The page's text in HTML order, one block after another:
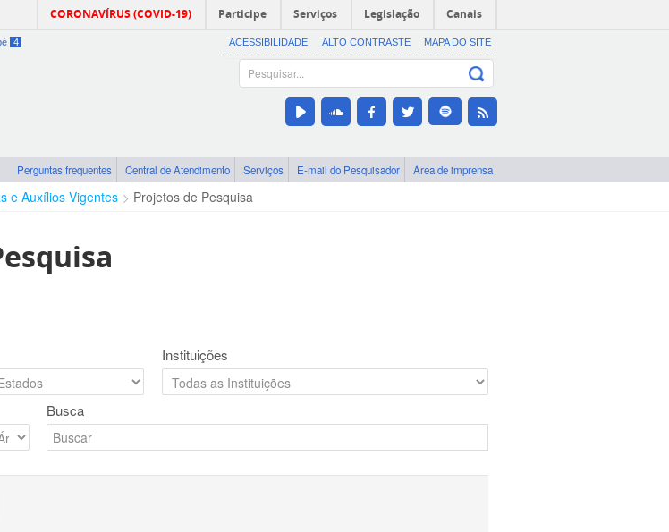
CORONAVÍRUS (COVID-19) Participe Serviços Legislação Canais
4 ACESSIBILIDADE ALTO CONTRASTE MAPA DO SITE
Perguntas frequentes Central de Atendimento Serviços E-mail do Pesquisador Área de imprensa
e Auxílios Vigentes Projetos de Pesquisa
Instituições
Busca